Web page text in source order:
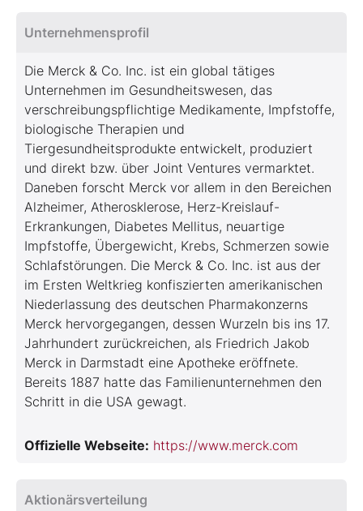
Unternehmensprofil
Die Merck & Co. Inc. ist ein global tätiges
Unternehmen im Gesundheitswesen, das
verschreibungspflichtige Medikamente, Impfstoffe,
biologische Therapien und
Tiergesundheitsprodukte entwickelt, produziert
und direkt bzw. über Joint Ventures vermarktet.
Daneben forscht Merck vor allem in den Bereichen
Alzheimer, Atherosklerose, Herz-Kreislauf-
Erkrankungen, Diabetes Mellitus, neuartige
Impfstoffe, Übergewicht, Krebs, Schmerzen sowie
Schlafstörungen. Die Merck & Co. Inc. ist aus der
im Ersten Weltkrieg konfiszierten amerikanischen
Niederlassung des deutschen Pharmakonzerns
Merck hervorgegangen, dessen Wurzeln bis ins 17.
Jahrhundert zurückreichen, als Friedrich Jakob
Merck in Darmstadt eine Apotheke eröffnete.
Bereits 1887 hatte das Familienunternehmen den
Schritt in die USA gewagt.
Offizielle Webseite: https://www.merck.com
Aktionärsverteilung